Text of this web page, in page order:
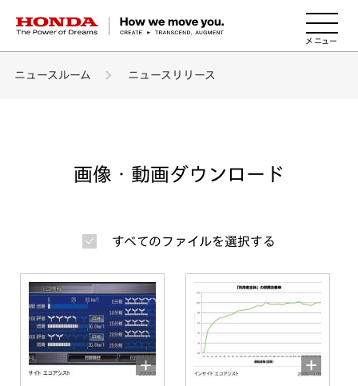
HONDA The Power of Dreams
ニュースルーム ニュースリリース
画像・動画ダウンロード
すべてのファイルを選択する